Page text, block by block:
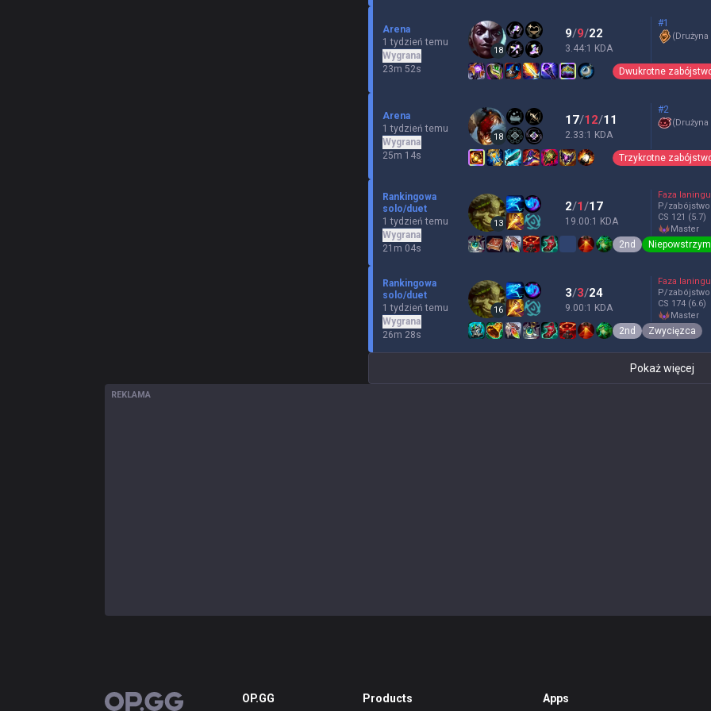
Arena
1 tydzień temu
Wygrana
23m 52s
18
9/9/22
3.44:1 KDA
#1
(
Dwukrotne
Arena
1 tydzień temu
Wygrana
25m 14s
18
17/12/11
2.33:1 KDA
#2
(
Trzykrotne
Rankingowa
solo/duet
1 tydzień temu
Wygrana
21m 04s
13
2/1/17
19.00:1 KDA
Faza laningu
P/zabójstwo
CS 121 (5.7)
master
2nd
Rankingowa
solo/duet
1 tydzień temu
Wygrana
26m 28s
16
3/3/24
9.00:1 KDA
Faza laningu
P/zabójstwo
CS 174 (6.6)
master
2nd Zwycięzca
Pokaż więcej
REKLAMA
OP.GG OP.GG Products Apps